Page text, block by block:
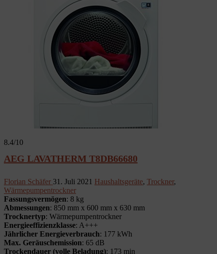
8.4/10
AEG LAVATHERM T8DB66680
Florian Schäfer 31. Juli 2021 Haushaltsgeräte, Trockner,
Wärmepumpentrockner
Fassungsvermögen: 8 kg
Abmessungen: 850 mm x 600 mm x 630 mm
Trocknertyp: Wärmepumpentrockner
Energieeffizienzklasse: A+++
Jährlicher Energieverbrauch: 177 kWh
Max. Geräuschemission: 65 dB
Trockendauer (volle Beladung): 173 min